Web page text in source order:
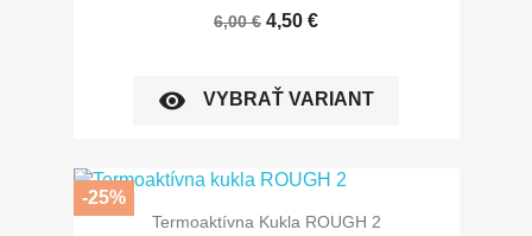
6,00 € 4,50 €
visibility VYBRAŤ VARIANT
Termoaktívna Kukla ROUGH 2
-25%